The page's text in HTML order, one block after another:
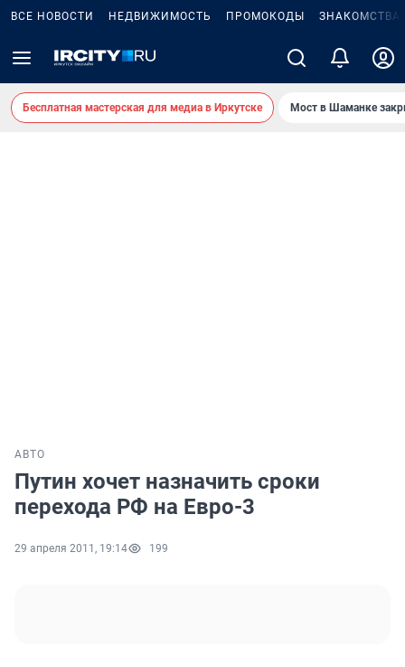
ВСЕ НОВОСТИ НЕДВИЖИМОСТЬ ПРОМОКОДЫ ЗНАКОМСТВА
Бесплатная мастерская для медиа в Иркутске Мост в Шаманке
АВТО
Путин хочет назначить сроки
перехода РФ на Евро-3
29 апреля 2011, 19:14 199